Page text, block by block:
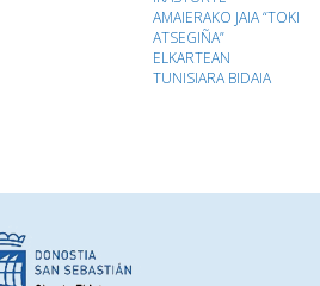
AMAIERAKO JAIA “TOKI
ATSEGIÑA”
ELKARTEAN
TUNISIARA BIDAIA